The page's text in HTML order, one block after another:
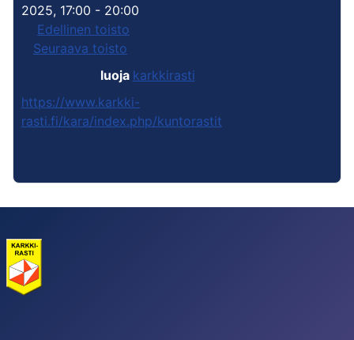
2025, 17:00 - 20:00
Edellinen toisto
Seuraava toisto
luoja karkkirasti
https://www.karkki-
rasti.fi/kara/index.php/kuntorastit